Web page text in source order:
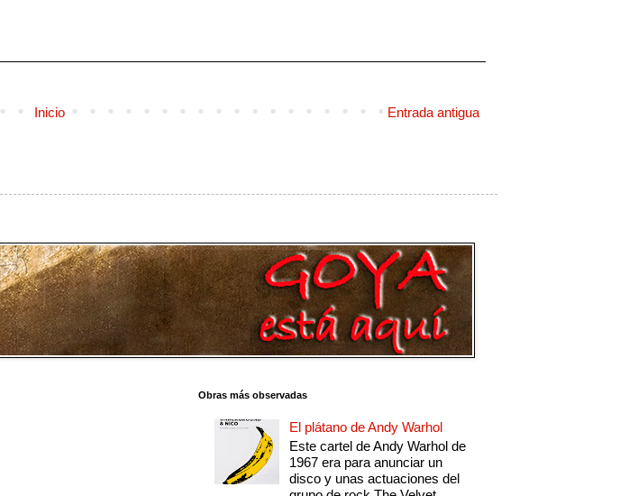
Entrada antigua
Inicio
Obras más observadas
El plátano de Andy Warhol
Este cartel de Andy Warhol de
1967 era para anunciar un
disco y unas actuaciones del